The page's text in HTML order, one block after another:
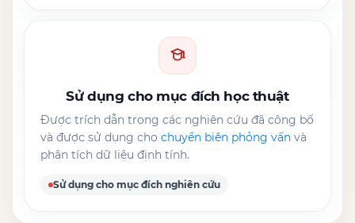
Sử dụng cho mục đích học thuật
Được trích dẫn trong các nghiên cứu đã công bố
và được sử dụng cho chuyển biên phỏng vấn và
phân tích dữ liệu định tính.
Sử dụng cho mục đích nghiên cứu